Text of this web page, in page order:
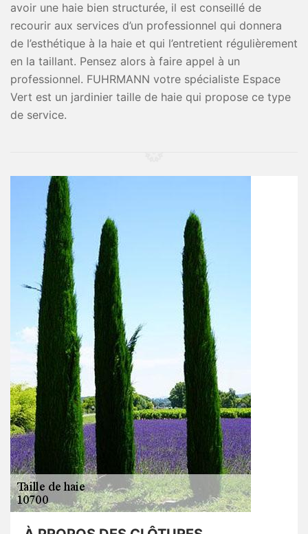
avoir une haie bien structurée, il est conseillé de
recourir aux services d’un professionnel qui donnera
de l’esthétique à la haie et qui l’entretient régulièrement
en la taillant. Pensez alors à faire appel à un
professionnel. FUHRMANN votre spécialiste Espace
Vert est un jardinier taille de haie qui propose ce type
de service.